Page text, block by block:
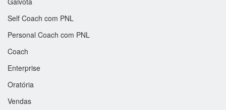
Self Coach com PNL
Personal Coach com PNL
Coach
Enterprise
Oratória
Vendas